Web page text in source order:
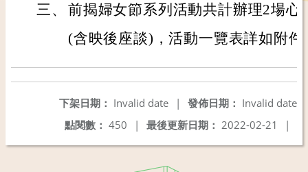
三、 前揭婦女節系列活動共計辦理2場心
(含映後座談)，活動一覽表詳如附件
發佈日期： Invalid date
下架日期： Invalid date
|
最後更新日期： 2022-02-21 |
點閱數： 450 |